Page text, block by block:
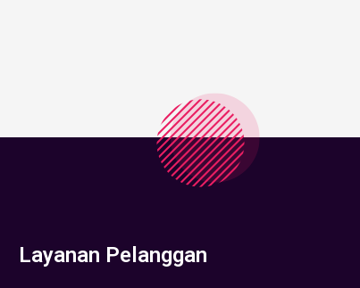
Layanan Pelanggan